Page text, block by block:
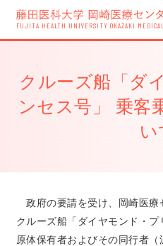
FUJITA HEALTH UNIVERSITY OKAZAKI
クルーズ船「ダ
ンセス号」 乗客
い
政府の要請を受け、岡崎医療
クルーズ船「ダイヤモンド・
原体保有者およびその同行者